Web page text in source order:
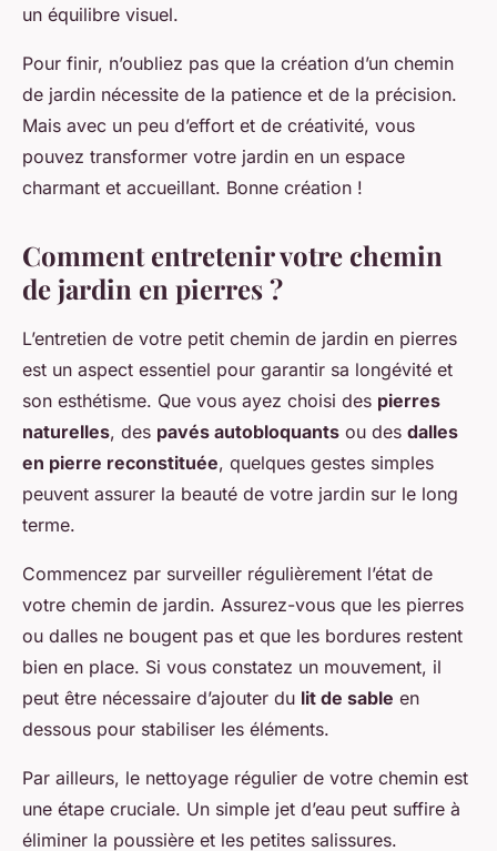
un équilibre visuel.
Pour finir, n’oubliez pas que la création d’un chemin
de jardin nécessite de la patience et de la précision.
Mais avec un peu d’effort et de créativité, vous
pouvez transformer votre jardin en un espace
charmant et accueillant. Bonne création !
Comment entretenir votre chemin
de jardin en pierres ?
L’entretien de votre petit chemin de jardin en pierres
est un aspect essentiel pour garantir sa longévité et
son esthétisme. Que vous ayez choisi des pierres
naturelles, des pavés autobloquants ou des dalles
en pierre reconstituée, quelques gestes simples
peuvent assurer la beauté de votre jardin sur le long
terme.
Commencez par surveiller régulièrement l’état de
votre chemin de jardin. Assurez-vous que les pierres
ou dalles ne bougent pas et que les bordures restent
bien en place. Si vous constatez un mouvement, il
peut être nécessaire d’ajouter du lit de sable en
dessous pour stabiliser les éléments.
Par ailleurs, le nettoyage régulier de votre chemin est
une étape cruciale. Un simple jet d’eau peut suffire à
éliminer la poussière et les petites salissures.